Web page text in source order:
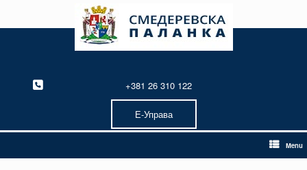
content
+381 26 310 122
Е-Управа
Menu